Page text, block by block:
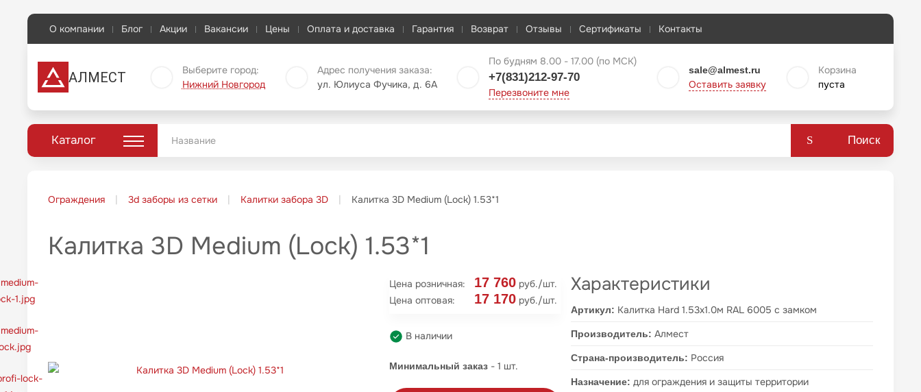
О компании Блог Акции Вакансии Цены Оплата и доставка Гарантия Возврат Отзывы Сертификаты Контакты
АЛМЕСТ
Выберите город:
Нижний Новгород
Адрес получения заказа:
ул. Юлиуса Фучика, д. 6А
По будням 8.00 - 17.00 (по МСК)
+7(831)212-97-70
Перезвоните мне
sale@almest.ru
Оставить заявку
Корзина
пуста
Каталог Поиск
Ограждения 3d заборы из сетки Калитки забора 3D Калитка 3D Medium (Lock) 1.53*1
Калитка 3D Medium (Lock) 1.53*1
Цена розничная: 17 760руб./шт.
Цена оптовая:
17 170руб./шт.
В наличии
Минимальный заказ- 1 шт.
Характеристики
Артикул: Калитка Hard 1.53х1.0м RAL 6005 с замком
Производитель: Алмест
Страна-производитель: Россия
Назначение: для ограждения и защиты территории